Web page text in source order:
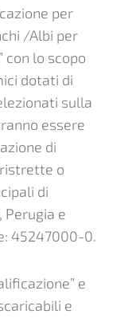
per
/Albi per
con lo scopo
dotati di
sulla
essere
di
o
di
Perugia e
45247000-0.
e
e